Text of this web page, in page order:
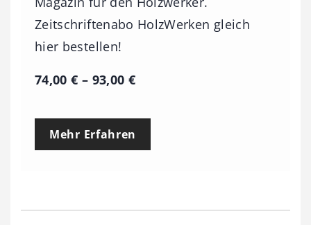
Zeitschriftenabo HolzWerken gleich
hier bestellen!
74,00€ – 93,00 €P
e
p
Mehr Erfahren